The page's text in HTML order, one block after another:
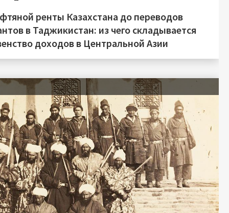
ренты Казахстана до переводов
в Таджикистан: из чего складывается
доходов в Центральной Азии